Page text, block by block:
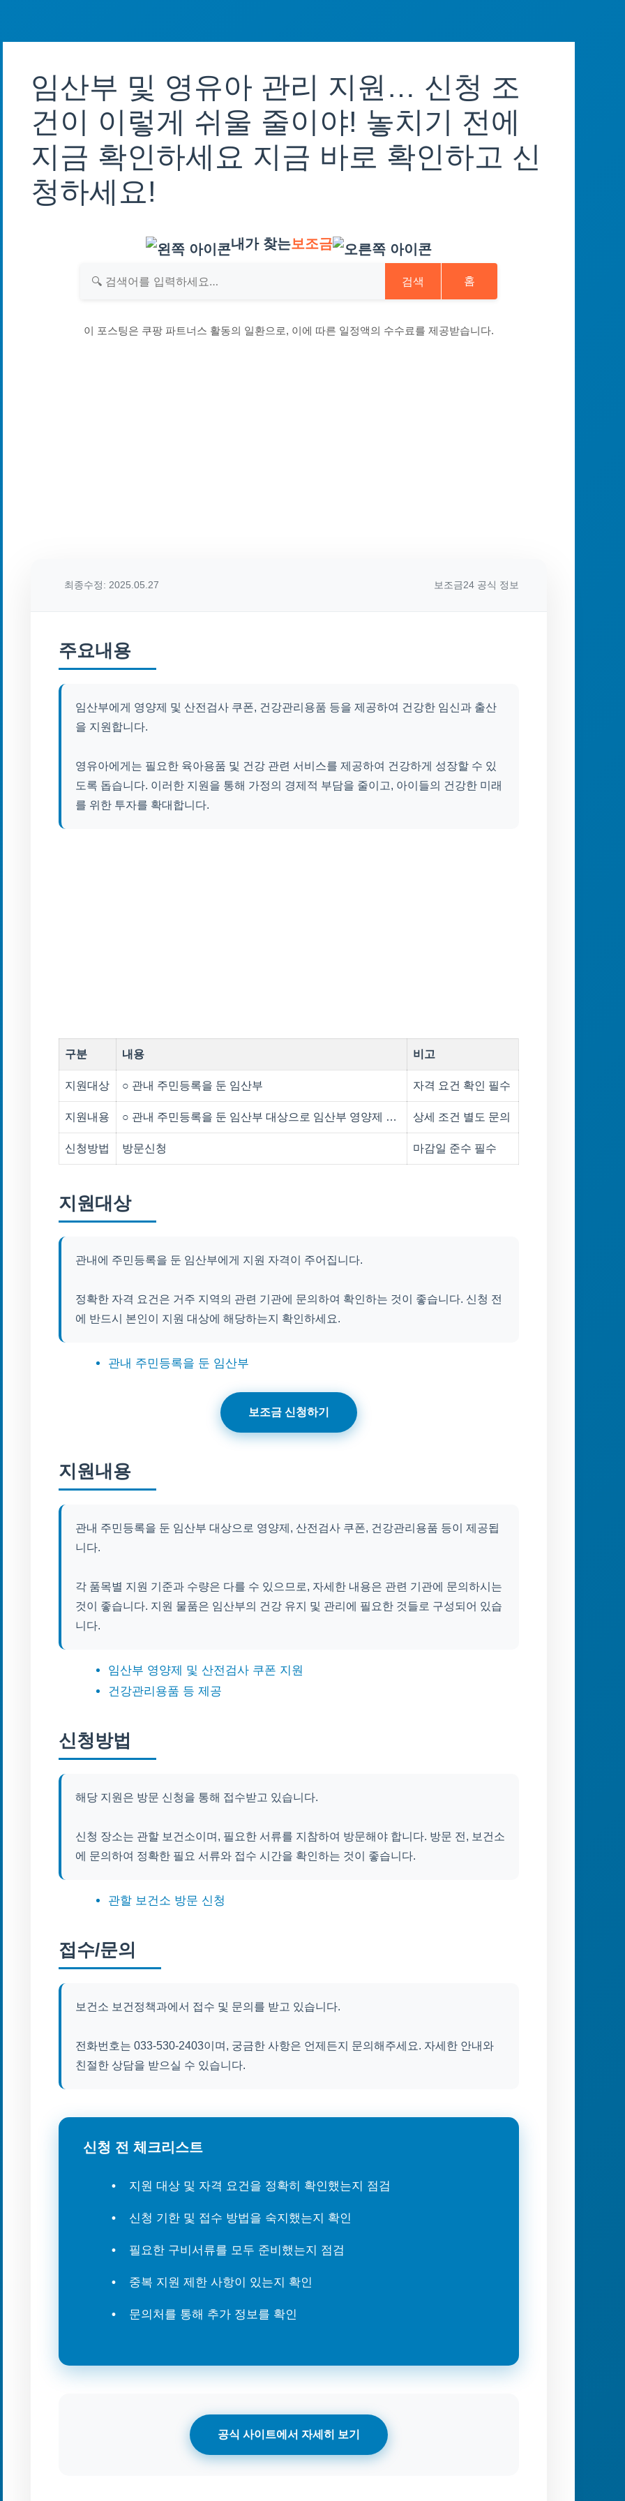
임산부 및 영유아 관리 지원… 신청 조
건이 이렇게 쉬울 줄이야! 놓치기 전에
지금 확인하세요 지금 바로 확인하고 신
청하세요!
내가 찾는보조금
검색 홈
이 포스팅은 쿠팡 파트너스 활동의 일환으로, 이에 따른 일정액의 수수료를 제공받습니다.
최종수정: 2025.05.27 보조금24 공식 정보
주요내용
임산부에게 영양제 및 산전검사 쿠폰, 건강관리용품 등을 제공하여 건강한 임신과 출산
을 지원합니다.
영유아에게는 필요한 육아용품 및 건강 관련 서비스를 제공하여 건강하게 성장할 수 있
도록 돕습니다. 이러한 지원을 통해 가정의 경제적 부담을 줄이고, 아이들의 건강한 미래
를 위한 투자를 확대합니다.
구분 내용 비고
지원대상 ○ 관내 주민등록을 둔 임산부 자격 요건 확인 필수
지원내용 ○ 관내 주민등록을 둔 임산부 대상으로 임산부 영양제 … 상세 조건 별도 문의
신청방법 방문신청 마감일 준수 필수
지원대상
관내에 주민등록을 둔 임산부에게 지원 자격이 주어집니다.
정확한 자격 요건은 거주 지역의 관련 기관에 문의하여 확인하는 것이 좋습니다. 신청 전
에 반드시 본인이 지원 대상에 해당하는지 확인하세요.
관내 주민등록을 둔 임산부
보조금 신청하기
지원내용
관내 주민등록을 둔 임산부 대상으로 영양제, 산전검사 쿠폰, 건강관리용품 등이 제공됩
니다.
각 품목별 지원 기준과 수량은 다를 수 있으므로, 자세한 내용은 관련 기관에 문의하시는
것이 좋습니다. 지원 물품은 임산부의 건강 유지 및 관리에 필요한 것들로 구성되어 있습
니다.
임산부 영양제 및 산전검사 쿠폰 지원
건강관리용품 등 제공
신청방법
해당 지원은 방문 신청을 통해 접수받고 있습니다.
신청 장소는 관할 보건소이며, 필요한 서류를 지참하여 방문해야 합니다. 방문 전, 보건소
에 문의하여 정확한 필요 서류와 접수 시간을 확인하는 것이 좋습니다.
관할 보건소 방문 신청
접수/문의
보건소 보건정책과에서 접수 및 문의를 받고 있습니다.
전화번호는 033-530-2403이며, 궁금한 사항은 언제든지 문의해주세요. 자세한 안내와
친절한 상담을 받으실 수 있습니다.
신청 전 체크리스트
지원 대상 및 자격 요건을 정확히 확인했는지 점검
신청 기한 및 접수 방법을 숙지했는지 확인
필요한 구비서류를 모두 준비했는지 점검
중복 지원 제한 사항이 있는지 확인
문의처를 통해 추가 정보를 확인
공식 사이트에서 자세히 보기